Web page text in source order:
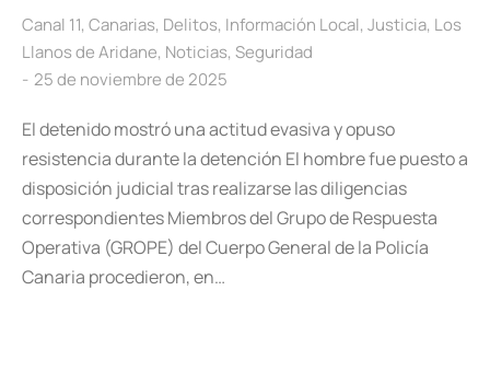
Canal 11, Canarias, Delitos, Información Local, Justicia, Los
Llanos de Aridane, Noticias, Seguridad
25 de noviembre de 2025
El detenido mostró una actitud evasiva y opuso
resistencia durante la detención El hombre fue puesto a
disposición judicial tras realizarse las diligencias
correspondientes Miembros del Grupo de Respuesta
Operativa (GROPE) del Cuerpo General de la Policía
Canaria procedieron, en…